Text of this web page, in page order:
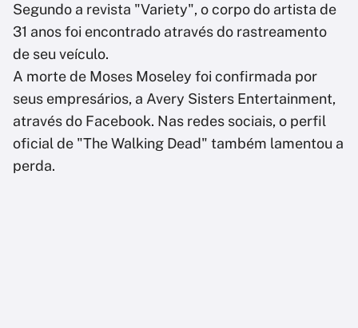
Segundo a revista "Variety", o corpo do artista de
31 anos foi encontrado através do rastreamento
de seu veículo.
A morte de Moses Moseley foi confirmada por
seus empresários, a Avery Sisters Entertainment,
através do Facebook. Nas redes sociais, o perfil
oficial de "The Walking Dead" também lamentou a
perda.